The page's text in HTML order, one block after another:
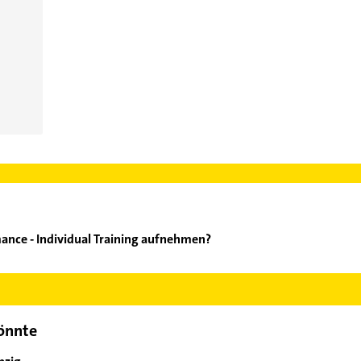
- Individual Training aufnehmen?